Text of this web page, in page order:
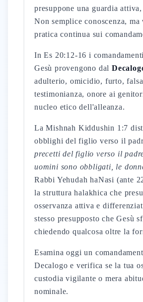
presuppone una guardia
Non semplice conoscenza, ma
pratica continua sui
In Es 20:12-16 i
Gesù provengono dal
adulterio, omicidio, furto, falsa
testimonianza, onore ai
nucleo etico dell'alleanza.
La Mishnah Kiddushin 1:7
obblighi del figlio verso il
precetti del figlio verso il
uomini sono obbligati, le
Rabbi Yehudah haNasi (ante
la struttura halakhica che
osservanza attiva e
stesso presupposto che Gesù
chiedendo qualcosa oltre la
Esamina oggi un
Decalogo e verifica se la tua
custodia vigilante o mera
nominale.